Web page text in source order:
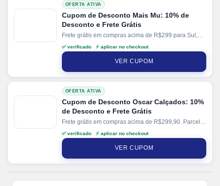
OFERTA ATIVA
Cupom de Desconto Mais Mu: 10% de
Desconto e Frete Grátis
Frete grátis em compras acima de R$299 para Sul,
Sudeste e Centro-Oeste e compras acima de R$399
para Norte e Nordeste. Parcele suas compras em até
3x sem juros no cartão.
✅ verificado ⚡ aplicar no checkout
VER CUPOM
OFERTA ATIVA
Cupom de Desconto Oscar Calçados: 10%
de Desconto e Frete Grátis
Frete grátis em compras acima de R$299,90. Parcele
suas compras em até 10x sem juros no cartão. Ganhe
+ 5% de desconto em pagamentos via PIX.
✅ verificado ⚡ aplicar no checkout
VER CUPOM